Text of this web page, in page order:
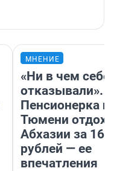
МНЕНИЕ
«Ни в чем себе
отказывали».
Пенсионерка
Тюмени
Абхазии за
рублей — ее
впечатления